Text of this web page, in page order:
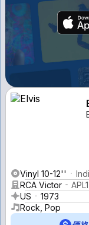
Vinyl 10-12''
RCA Victor
US
1973
Rock, Pop